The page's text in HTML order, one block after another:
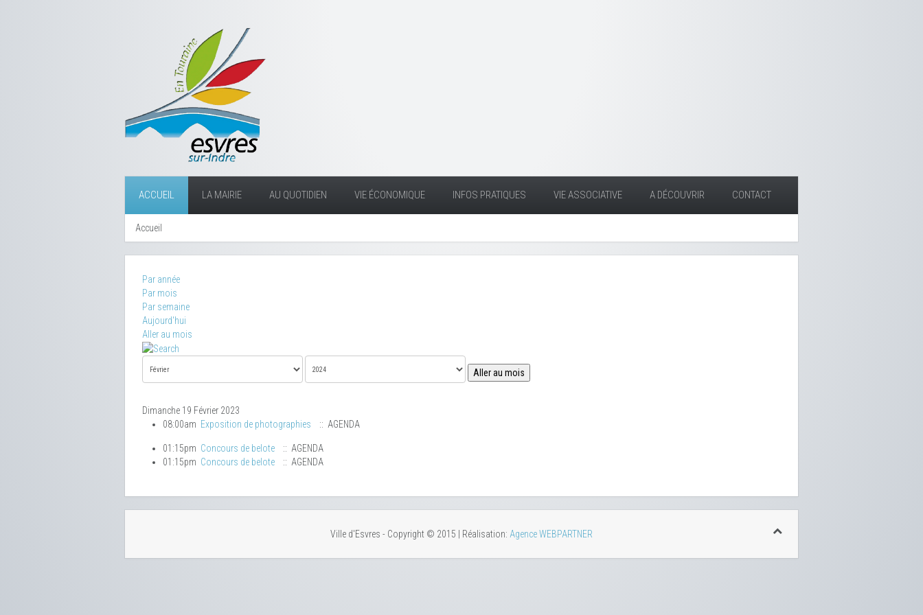
ACCUEIL LA MAIRIE AU QUOTIDIEN VIE ÉCONOMIQUE INFOS PRATIQUES VIE ASSOCIATIVE A DÉCOUVRIR CONTACT
Accueil
Par année
Par mois
Par semaine
Aujourd'hui
Aller au mois
Aller au mois
Dimanche 19 Février 2023
08:00am Exposition de photographies :: AGENDA
01:15pm Concours de belote
:: AGENDA
01:15pm Concours de belote :: AGENDA
Ville d'Esvres - Copyright © 2015 | Réalisation: Agence WEBPARTNER